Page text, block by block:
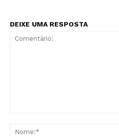
DEIXE UMA RESPOSTA